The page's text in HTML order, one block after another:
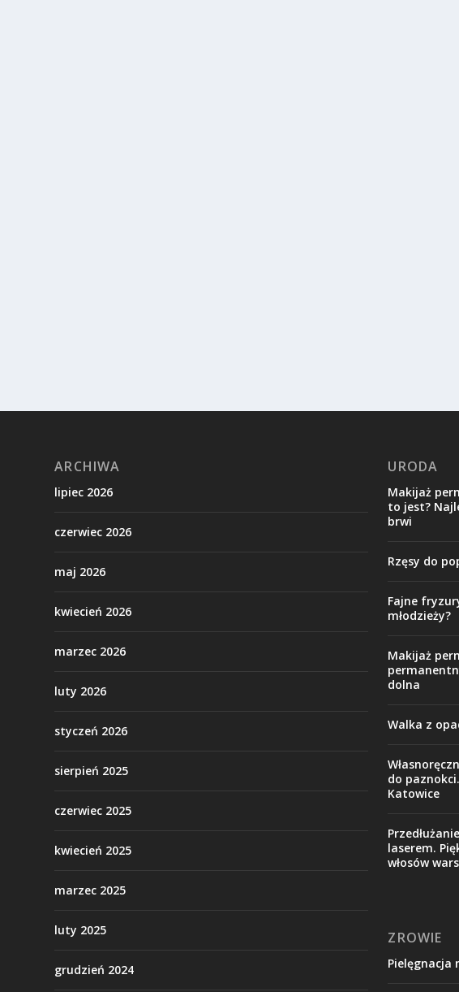
ARCHIWA
lipiec 2026
czerwiec 2026
maj 2026
kwiecień 2026
marzec 2026
luty 2026
styczeń 2026
sierpień 2025
czerwiec 2025
kwiecień 2025
marzec 2025
luty 2025
grudzień 2024
URODA
Makijaż
to jest?
brwi
Rzęsy do
Fajne
młodzieży?
Makijaż
dolna
Walka z
do
Katowice
laserem.
włosów
ZROWIE
Pielęgnacja